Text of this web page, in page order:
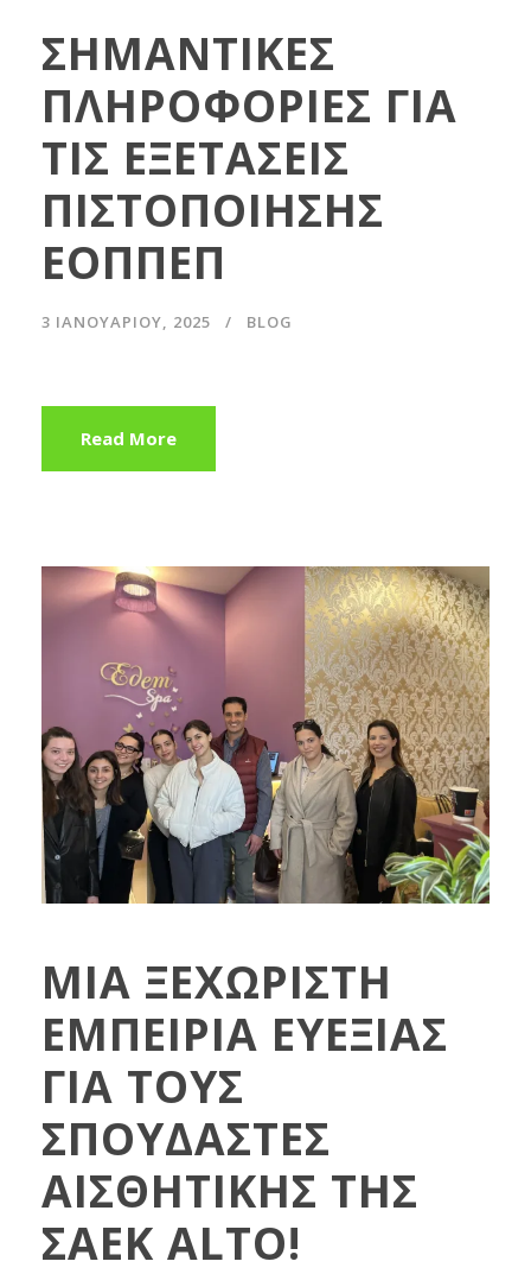
ΣΗΜΑΝΤΙΚΕΣ
ΠΛΗΡΟΦΟΡΙΕΣ ΓΙΑ
ΤΙΣ ΕΞΕΤΑΣΕΙΣ
ΠΙΣΤΟΠΟΙΗΣΗΣ
ΕΟΠΠΕΠ
3 ΙΑΝΟΥΑΡΊΟΥ, 2025 BLOG
Read More
ΜΙΑ ΞΕΧΩΡΙΣΤΗ
ΕΜΠΕΙΡΙΑ ΕΥΕΞΙΑΣ
ΓΙΑ ΤΟΥΣ
ΣΠΟΥΔΑΣΤΕΣ
ΑΙΣΘΗΤΙΚΗΣ ΤΗΣ
ΣΑΕΚ ALTO!